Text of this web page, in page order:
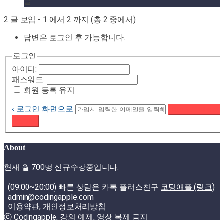
2 글 보임 - 1 에서 2 까지 (총 2 중에서)
답변은 로그인 후 가능합니다.
로그인
아이디:
패스워드:
회원 등록 유지
‹ 로그인 화면으로
About
현재 월 700명 신규수강중입니다.
(09:00~20:00) 빠른 상담은 카톡 플러스친구 코딩애플 (링크)
admin@codingapple.com
이용약관, 개인정보처리방침
ⓒ Codingapple, 강의 예제, 영상 복제 금지